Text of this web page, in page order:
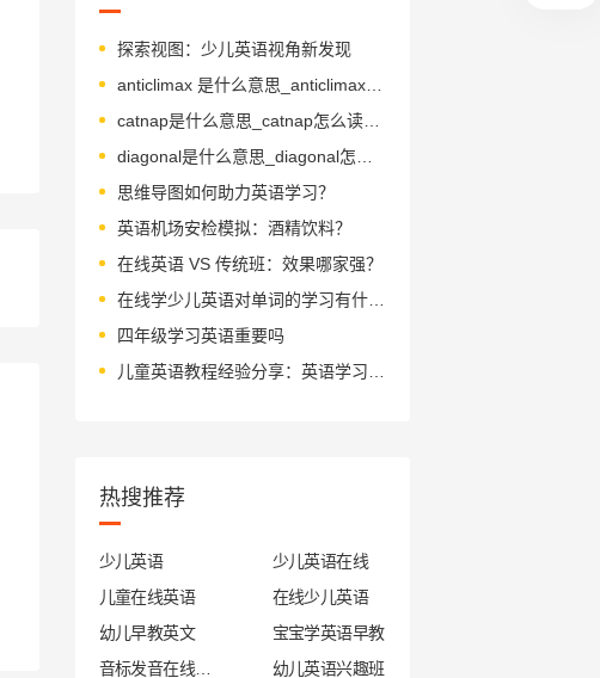
探索视图：少儿英语视角新发现
anticlimax 是什么意思_anticlimax 怎么读_音标ˌæntɪˈklaɪmæks
catnap是什么意思_catnap怎么读_音标ˈkætnæp
思维导图如何助力英语学习？
英语机场安检模拟：酒精饮料？
在线英语 VS 传统班：效果哪家强？
在线学少儿英语对单词的学习有什么帮助
四年级学习英语重要吗
热搜推荐
少儿英语
少儿英语在线
儿童在线英语
在线少儿英语
幼儿早教英文
宝宝学英语早教
幼儿英语兴趣班